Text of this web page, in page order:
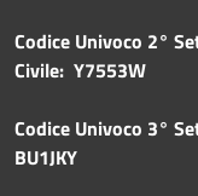
Codice Univoco 2°
Civile: Y7553W
Codice Univoco 3°
BU1JKY